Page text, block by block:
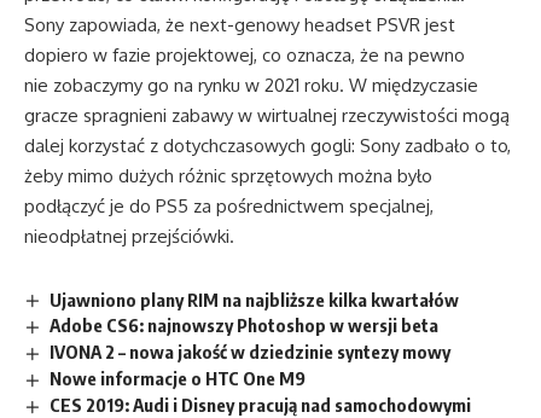
Sony zapowiada, że next-genowy headset PSVR jest
dopiero w fazie projektowej, co oznacza, że na pewno
nie zobaczymy go na rynku w 2021 roku. W międzyczasie
gracze spragnieni zabawy w wirtualnej rzeczywistości mogą
dalej korzystać z dotychczasowych gogli: Sony zadbało o to,
żeby mimo dużych różnic sprzętowych można było
podłączyć je do PS5 za pośrednictwem specjalnej,
nieodpłatnej przejściówki.
Ujawniono plany RIM na najbliższe kilka kwartałów
Adobe CS6: najnowszy Photoshop w wersji beta
IVONA 2 – nowa jakość w dziedzinie syntezy mowy
Nowe informacje o HTC One M9
CES 2019: Audi i Disney pracują nad samochodowymi